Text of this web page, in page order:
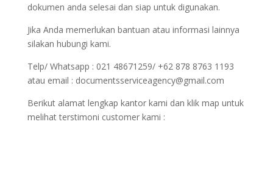
dokumen anda selesai dan siap untuk digunakan.
Jika Anda memerlukan bantuan atau informasi lainnya
silakan hubungi kami.
Telp/ Whatsapp : 021 48671259/ +62 878 8763 1193
atau email : documentsserviceagency@gmail.com
Berikut alamat lengkap kantor kami dan klik map untuk
melihat terstimoni customer kami :